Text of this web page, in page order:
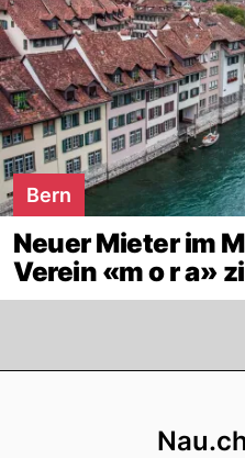
Bern
Neuer Mieter im
Verein «m o r a»